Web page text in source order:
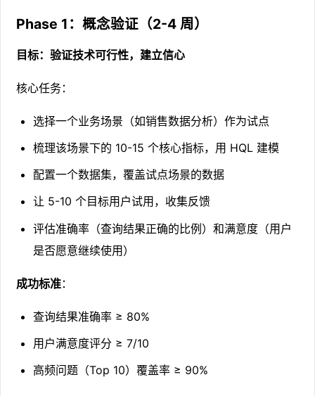
Phase 1：概念验证（2-4 周）
目标：验证技术可行性，建立信心
核心任务：
选择一个业务场景（如销售数据分析）作为试点
梳理该场景下的 10-15 个核心指标，用 HQL 建模
配置一个数据集，覆盖试点场景的数据
让 5-10 个目标用户试用，收集反馈
评估准确率（查询结果正确的比例）和满意度（用户
是否愿意继续使用）
成功标准：
查询结果准确率 ≥ 80%
用户满意度评分 ≥ 7/10
高频问题（Top 10）覆盖率 ≥ 90%